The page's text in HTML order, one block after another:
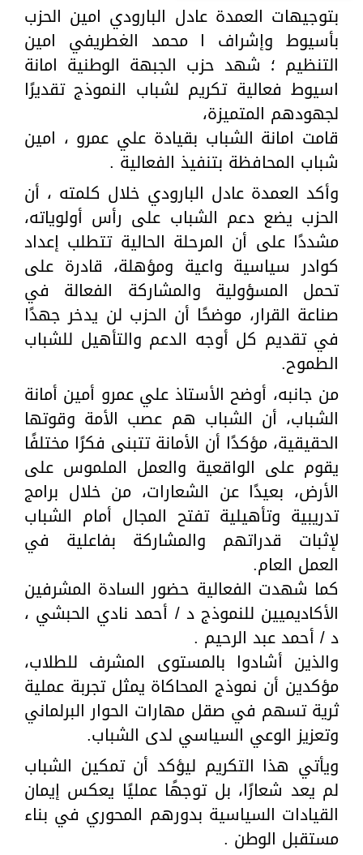
بتوجيهات العمدة عادل البارودي امين الحزب
بأسيوط وإشراف ا محمد الغطريفي امين
التنظيم ؛ شهد حزب الجبهة الوطنية امانة
اسيوط فعالية تكريم لشباب النموذج تقديرًا
لجهودهم المتميزة،
قامت امانة الشباب بقيادة علي عمرو ، امين
شباب المحافظة بتنفيذ الفعالية .
وأكد العمدة عادل البارودي خلال كلمته ، أن
الحزب يضع دعم الشباب على رأس أولوياته،
مشددًا على أن المرحلة الحالية تتطلب إعداد
كوادر سياسية واعية ومؤهلة، قادرة على
تحمل المسؤولية والمشاركة الفعالة في
صناعة القرار، موضحًا أن الحزب لن يدخر جهدًا
في تقديم كل أوجه الدعم والتأهيل للشباب
الطموح.
من جانبه، أوضح الأستاذ علي عمرو أمين أمانة
الشباب، أن الشباب هم عصب الأمة وقوتها
الحقيقية، مؤكدًا أن الأمانة تتبنى فكرًا مختلفًا
يقوم على الواقعية والعمل الملموس على
الأرض، بعيدًا عن الشعارات، من خلال برامج
تدريبية وتأهيلية تفتح المجال أمام الشباب
لإثبات قدراتهم والمشاركة بفاعلية في
العمل العام.
كما شهدت الفعالية حضور السادة المشرفين
الأكاديميين للنموذج د / أحمد نادي الحبشي ،
د / أحمد عبد الرحيم .
والذين أشادوا بالمستوى المشرف للطلاب،
مؤكدين أن نموذج المحاكاة يمثل تجربة عملية
ثرية تسهم في صقل مهارات الحوار البرلماني
وتعزيز الوعي السياسي لدى الشباب.
ويأتي هذا التكريم ليؤكد أن تمكين الشباب
لم يعد شعارًا، بل توجهًا عمليًا يعكس إيمان
القيادات السياسية بدورهم المحوري في بناء
مستقبل الوطن .